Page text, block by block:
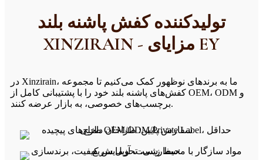
تولیدکننده کفش پاشنه بلند
XINZIRAIN - مزایای EY
در Xinzirain، ما به برندهای نوظهور کمک می‌کنیم تا مجموعه
کفش‌های پاشنه بلند خود را با پشتیبانی کامل از OEM، ODM و
برچسب‌های خصوصی، به بازار عرضه کنند.